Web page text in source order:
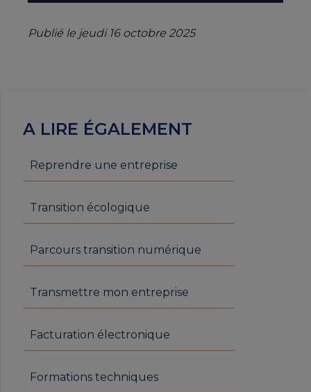
Publié le jeudi 16 octobre 2025
A LIRE ÉGALEMENT
Reprendre une entreprise
Transition écologique
Parcours transition numérique
Transmettre mon entreprise
Facturation électronique
Formations techniques